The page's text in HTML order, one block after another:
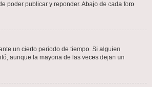
poder publicar y reponder. Abajo de cada foro
un cierto periodo de tiempo. Si alguien
aunque la mayoria de las veces dejan un